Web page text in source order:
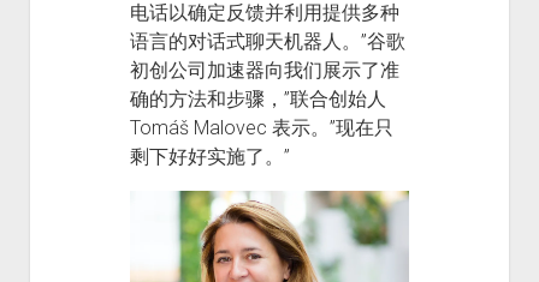
电话以确定反馈并利用提供多种
语言的对话式聊天机器人。”谷歌
初创公司加速器向我们展示了准
确的方法和步骤，”联合创始人
Tomáš Malovec 表示。”现在只
剩下好好实施了。”